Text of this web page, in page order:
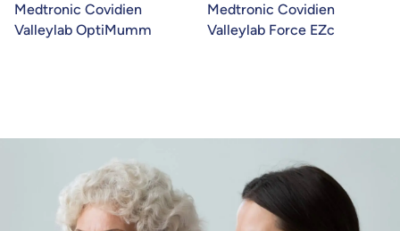
Medtronic Covidien
Valleylab OptiMumm
Medtronic Covidien
Valleylab Force EZc